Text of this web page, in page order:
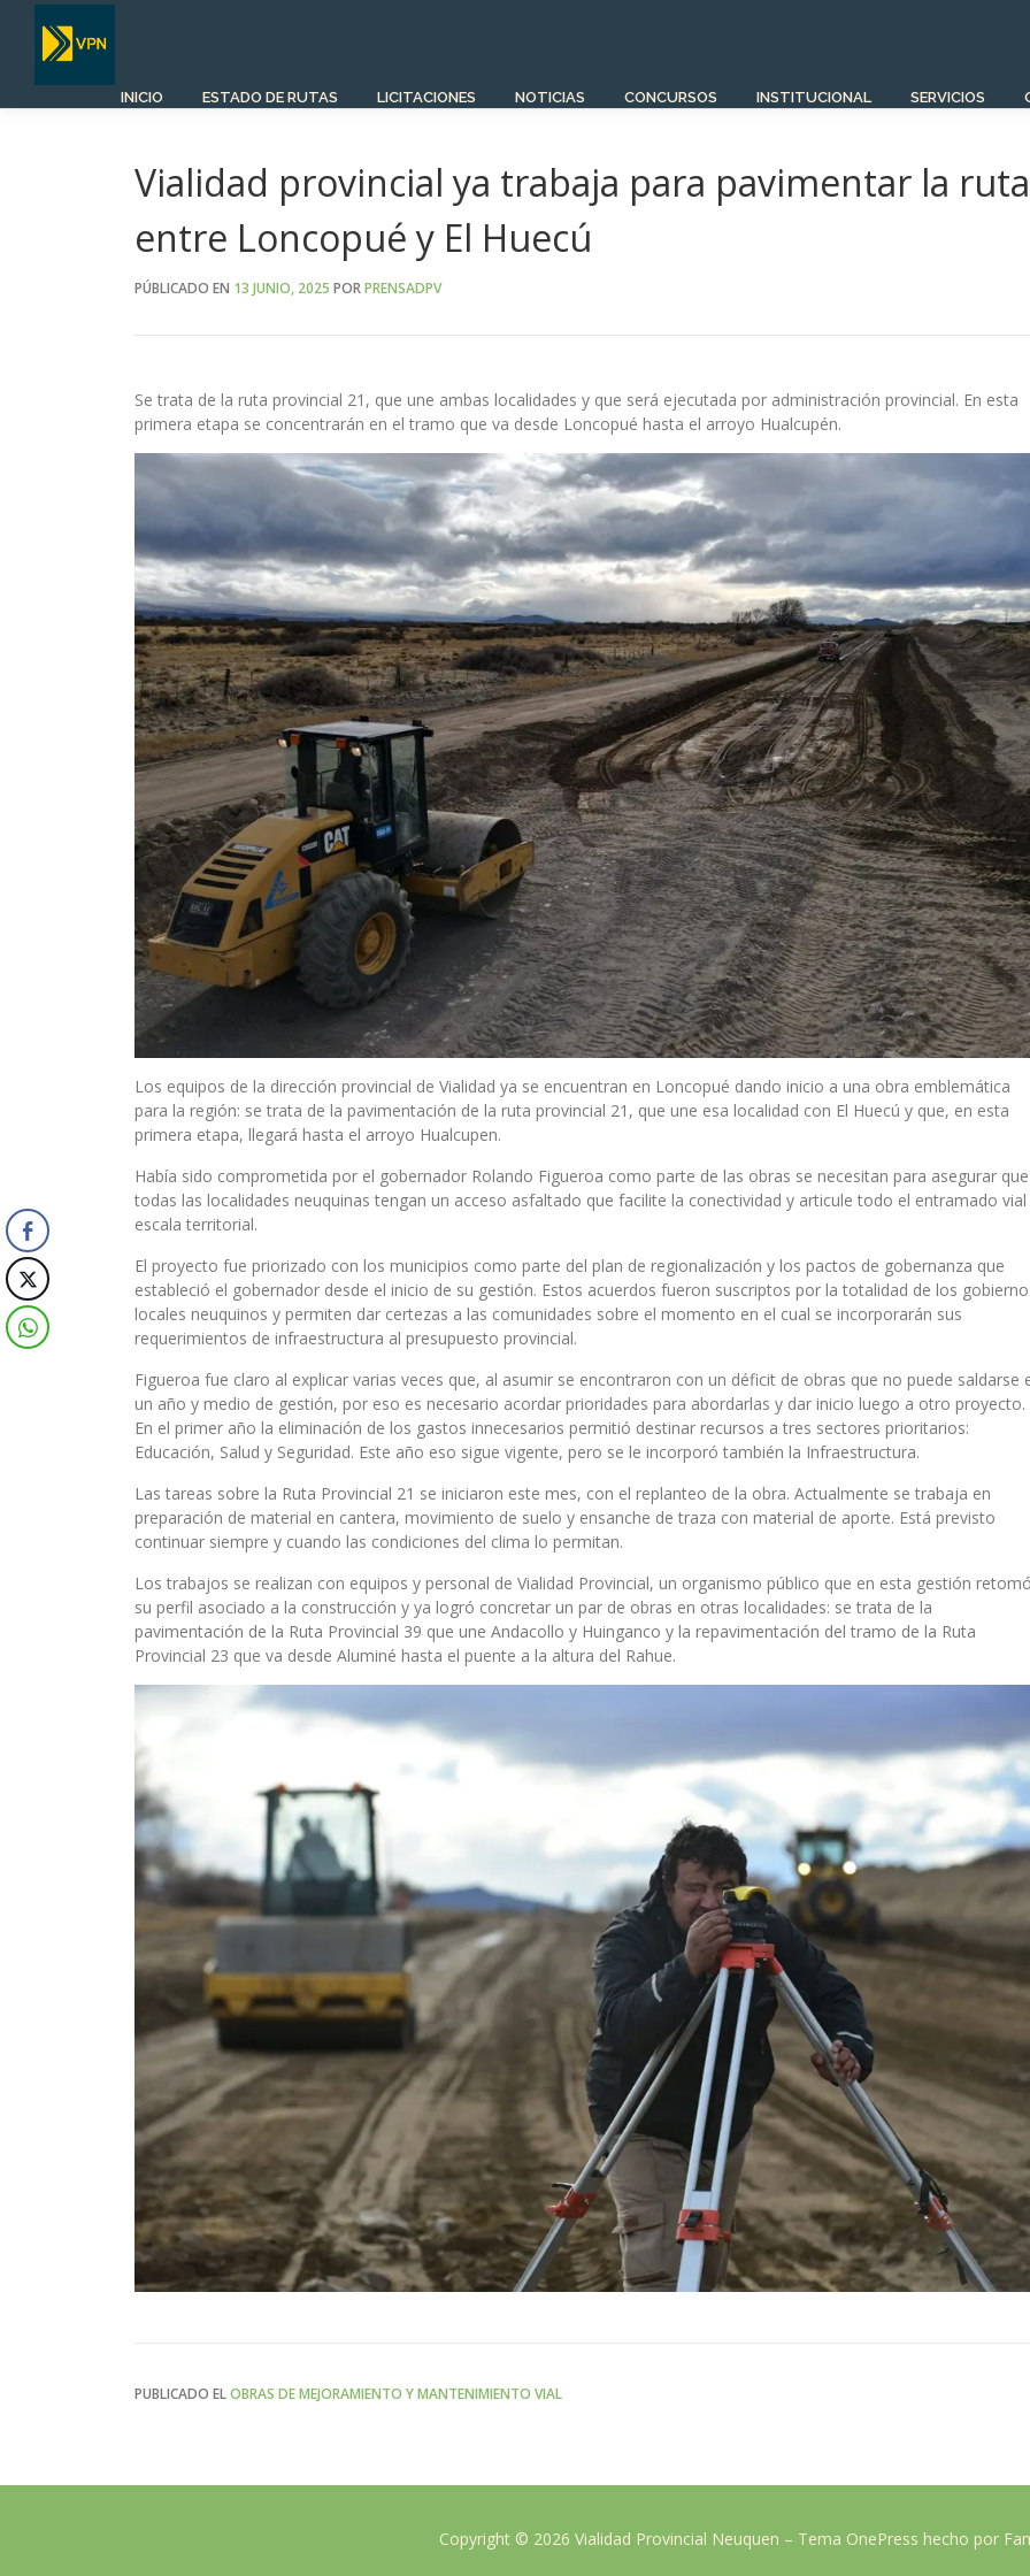
Saltar
contenido
INICIO ESTADO DE RUTAS LICITACIONES NOTICIAS CONCURSOS INSTITUCIONAL SERVICIOS
Vialidad provincial ya trabaja para pavimentar la ruta
entre Loncopué y El Huecú
PÚBLICADO EN 13 JUNIO, 2025 PORPRENSADPV
Se trata de la ruta provincial 21, que une ambas localidades y que será ejecutada por administración provincial. En esta
primera etapa se concentrarán en el tramo que va desde Loncopué hasta el arroyo Hualcupén.
Los equipos de la dirección provincial de Vialidad ya se encuentran en Loncopué dando inicio a una obra emblemática
para la región: se trata de la pavimentación de la ruta provincial 21, que une esa localidad con El Huecú y que, en esta
primera etapa, llegará hasta el arroyo Hualcupen.
Había sido comprometida por el gobernador Rolando Figueroa como parte de las obras se necesitan para asegurar que
todas las localidades neuquinas tengan un acceso asfaltado que facilite la conectividad y articule todo el entramado vial
escala territorial.
El proyecto fue priorizado con los municipios como parte del plan de regionalización y los pactos de gobernanza que
estableció el gobernador desde el inicio de su gestión. Estos acuerdos fueron suscriptos por la totalidad de los
locales neuquinos y permiten dar certezas a las comunidades sobre el momento en el cual se incorporarán sus
requerimientos de infraestructura al presupuesto provincial.
Figueroa fue claro al explicar varias veces que, al asumir se encontraron con un déficit de obras que no puede saldarse
un año y medio de gestión, por eso es necesario acordar prioridades para abordarlas y dar inicio luego a otro proyecto.
En el primer año la eliminación de los gastos innecesarios permitió destinar recursos a tres sectores prioritarios:
Educación, Salud y Seguridad. Este año eso sigue vigente, pero se le incorporó también la Infraestructura.
Las tareas sobre la Ruta Provincial 21 se iniciaron este mes, con el replanteo de la obra. Actualmente se trabaja en
preparación de material en cantera, movimiento de suelo y ensanche de traza con material de aporte. Está previsto
continuar siempre y cuando las condiciones del clima lo permitan.
Los trabajos se realizan con equipos y personal de Vialidad Provincial, un organismo público que en esta gestión
su perfil asociado a la construcción y ya logró concretar un par de obras en otras localidades: se trata de la
pavimentación de la Ruta Provincial 39 que une Andacollo y Huinganco y la repavimentación del tramo de la Ruta
Provincial 23 que va desde Aluminé hasta el puente a la altura del Rahue.
PUBLICADO ELOBRAS DE MEJORAMIENTO Y MANTENIMIENTO VIAL
Copyright © 2026 Vialidad Provincial Neuquen – Tema OnePress hecho por